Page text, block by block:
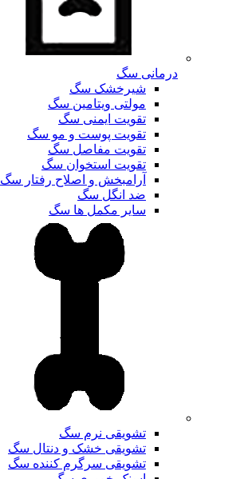
درمانی سگ
شیرخشک سگ
مولتی ویتامین سگ
تقویت ایمنی سگ
تقویت پوست و مو سگ
تقویت مفاصل سگ
تقویت استخوان سگ
آرامبخش و اصلاح رفتار سگ
ضد انگل سگ
سایر مکمل ها سگ
تشویقی نرم سگ
تشویقی خشک و دنتال سگ
تشویقی سرگرم کننده سگ